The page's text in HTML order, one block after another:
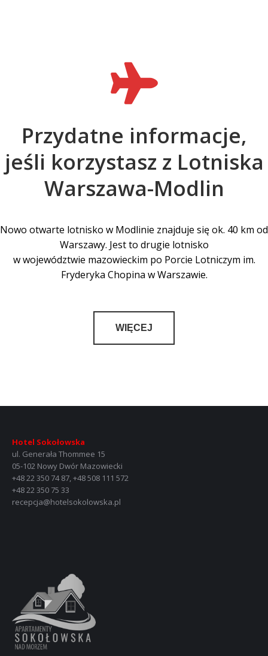
Przydatne informacje,
jeśli korzystasz z Lotniska
Warszawa-Modlin
Nowo otwarte lotnisko w Modlinie znajduje się ok. 40 km od
Warszawy. Jest to drugie lotnisko
w województwie mazowieckim po Porcie Lotniczym im.
Fryderyka Chopina w Warszawie.
WIĘCEJ
Hotel Sokołowska
ul. Generała Thommee 15
05-102 Nowy Dwór Mazowiecki
+48 22 350 74 87, +48 508 111 572
+48 22 350 75 33
recepcja@hotelsokolowska.pl